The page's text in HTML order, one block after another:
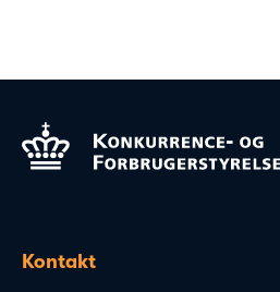
Kontakt